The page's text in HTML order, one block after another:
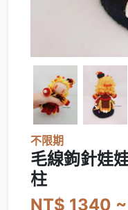
不限期
毛線鉤針娃
柱
NT$ 1340